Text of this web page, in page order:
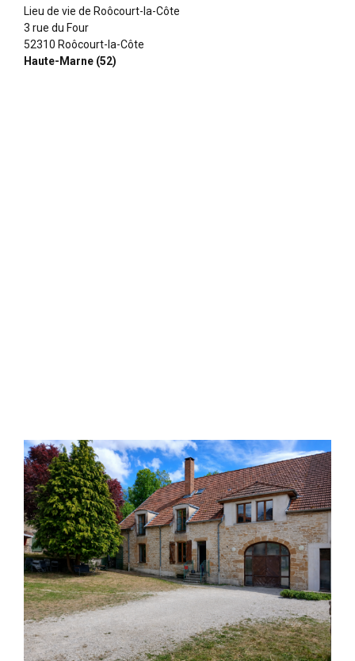
Lieu de vie de Roôcourt-la-Côte
3 rue du Four
52310 Roôcourt-la-Côte
Haute-Marne (52)